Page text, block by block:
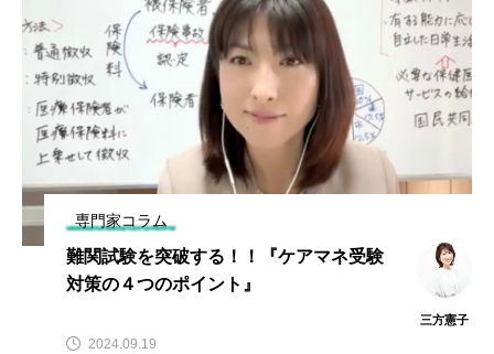
専門家コラム
難関試験を突破する！！『ケアマネ受験
対策の４つのポイント』
三方憲子
2024.09.19